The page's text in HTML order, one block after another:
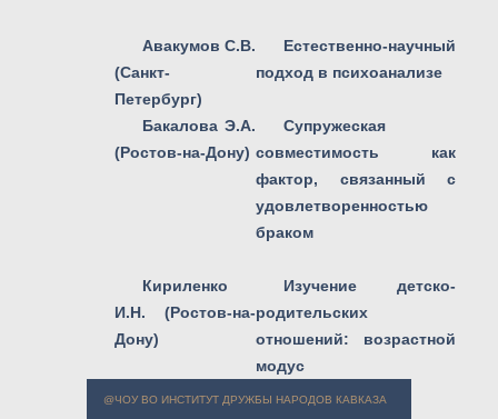
Авакумов С.В.
(Санкт-
Петербург)
Естественно-научный
подход в психоанализе
Бакалова Э.А.
(Ростов-на-Дону)
Супружеская
совместимость как
фактор, связанный с
удовлетворенностью
браком
Кириленко
И.Н. (Ростов-на-
Дону)
Изучение детско-
родительских
отношений: возрастной
модус
@ЧОУ ВО ИНСТИТУТ ДРУЖБЫ НАРОДОВ КАВКАЗА